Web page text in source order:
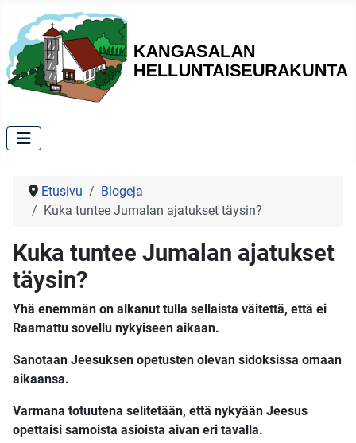
Etusivu
Blogeja
Kuka tuntee Jumalan ajatukset täysin?
Kuka tuntee Jumalan ajatukset
täysin?
Yhä enemmän on alkanut tulla sellaista väitettä, että ei
Raamattu sovellu nykyiseen aikaan.
Sanotaan Jeesuksen opetusten olevan sidoksissa omaan
aikaansa.
Varmana totuutena selitetään, että nykyään Jeesus
opettaisi samoista asioista aivan eri tavalla.